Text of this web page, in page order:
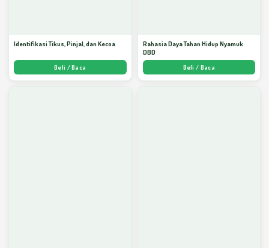
Identifikasi Tikus, Pinjal, dan Kecoa
Beli / Baca
Rahasia Daya Tahan Hidup Nyamuk
DBD
Beli / Baca